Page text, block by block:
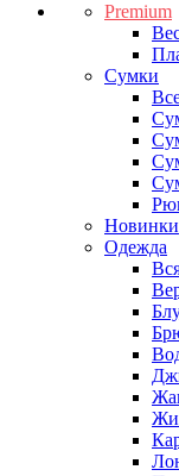
Premium
Сумки
Новинки
Одежда